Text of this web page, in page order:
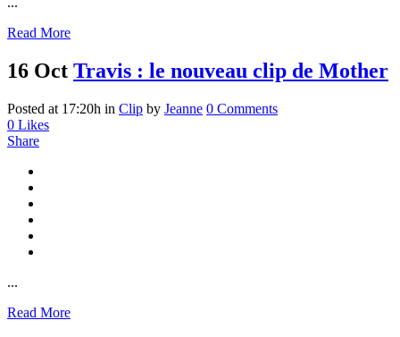
Read More
16 Oct Travis : le nouveau clip de Mother
Posted at 17:20h in Clip by Jeanne 0 Comments
0 Likes
Share
...
Read More